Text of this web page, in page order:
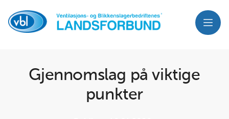
Meny
Gjennomslag på viktige
punkter